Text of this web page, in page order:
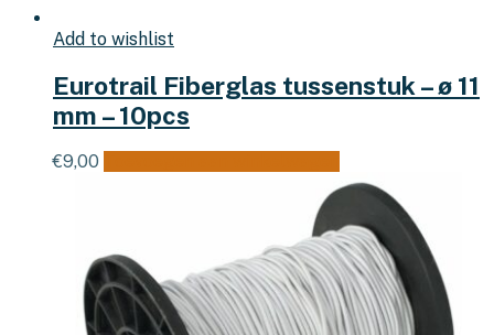
Add to wishlist
Eurotrail Fiberglas tussenstuk – ø 11
mm – 10pcs
€9,00